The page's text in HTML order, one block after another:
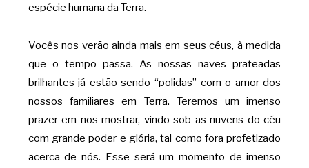
espécie humana da Terra.
Vocês nos verão ainda mais em seus céus, à medida
que o tempo passa. As nossas naves prateadas
brilhantes já estão sendo “polidas” com o amor dos
nossos familiares em Terra. Teremos um imenso
prazer em nos mostrar, vindo sob as nuvens do céu
com grande poder e glória, tal como fora profetizado
acerca de nós. Esse será um momento de imenso